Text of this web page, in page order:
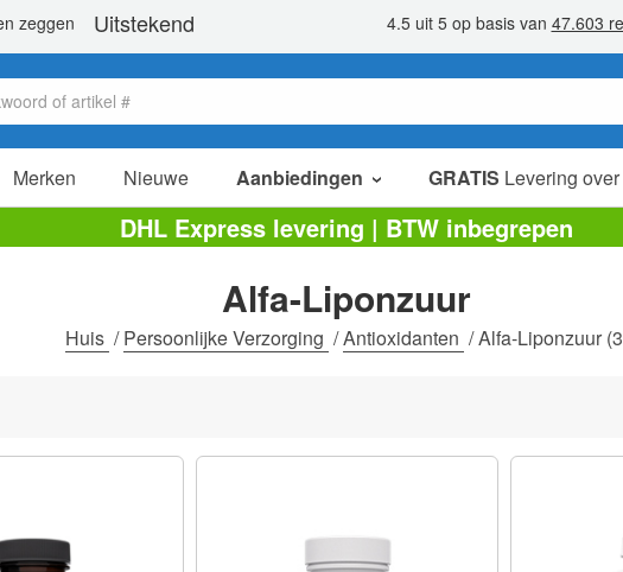
Merken Nieuwe Aanbiedingen GRATIS Levering
verkoop items
value packs
opruiming
DHL Express levering | BTW inbegrepen
Alfa-Liponzuur
Huis /Persoonlijke Verzorging /Antioxidanten /Alfa-Liponzuur